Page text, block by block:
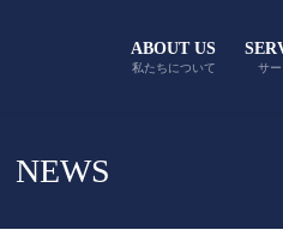
ABOUT US
私たちについて サー
NEWS